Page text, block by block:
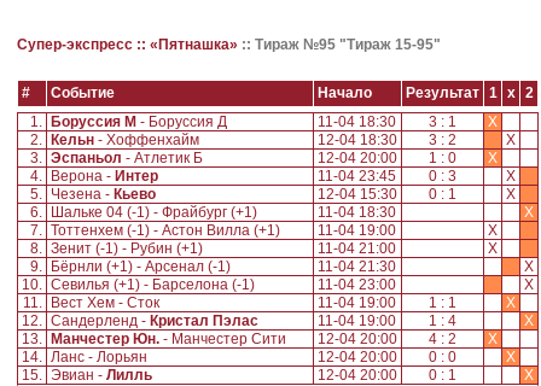
Супер-экспресс :: «Пятнашка» :: Тираж №95 "Тираж 15-95"
# Событие Начало Результат 1 x
2
1.
Боруссия М - Боруссия Д 11-04 18:30 3 : 1
X
2.
Кельн - Хоффенхайм 12-04 18:30 3 : 2
X
3. Эспаньол - Атлетик Б 12-04 20:00 1 : 0
X
4.
Верона - Интер 11-04 23:45 0 : 3
X
5. Чезена - Кьево 12-04 15:30 0 : 1
X
6.
Шальке 04 (-1) - Фрайбург (+1) 11-04 18:30
X
7. Тоттенхем (-1) - Астон Вилла (+1) 11-04 19:00
X
8. Зенит (-1) - Рубин (+1) 11-04 21:00
X
9.
Бёрнли (+1) - Арсенал (-1) 11-04 21:30
X
10. Севилья (+1) - Барселона (-1) 11-04 23:00
X
11.
Вест Хем - Сток 11-04 19:00 1 : 1
X
12. Сандерленд - Кристал Пэлас 11-04 19:00 1 : 4
X
13.
Манчестер Юн. - Манчестер Сити 12-04 20:00 4 : 2
X
14. Ланс - Лорьян 12-04 20:00 0 : 0
X
15. Эвиан - Лилль 12-04 20:00 0 : 1
X